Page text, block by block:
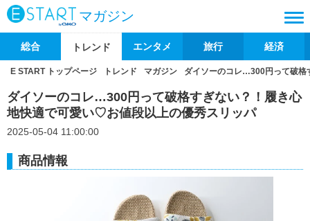
マガジン
総合 トレンド エンタメ 旅行 経済
E START トップページ トレンド マガジン ダイソーのコレ…300円って破格
ダイソーのコレ…300円って破格すぎない？！履き心
地快適で可愛い♡お値段以上の優秀スリッパ
2025-05-04 11:00:00
商品情報